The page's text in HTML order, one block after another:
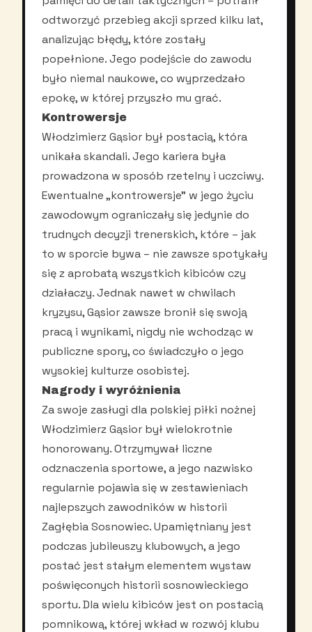
odtworzyć przebieg akcji sprzed kilku lat,
analizując błędy, które zostały
popełnione. Jego podejście do zawodu
było niemal naukowe, co wyprzedzało
epokę, w której przyszło mu grać.
Kontrowersje
Włodzimierz Gąsior był postacią, która
unikała skandali. Jego kariera była
prowadzona w sposób rzetelny i uczciwy.
Ewentualne „kontrowersje” w jego życiu
zawodowym ograniczały się jedynie do
trudnych decyzji trenerskich, które – jak
to w sporcie bywa – nie zawsze spotykały
się z aprobatą wszystkich kibiców czy
działaczy. Jednak nawet w chwilach
kryzysu, Gąsior zawsze bronił się swoją
pracą i wynikami, nigdy nie wchodząc w
publiczne spory, co świadczyło o jego
wysokiej kulturze osobistej.
Nagrody i wyróżnienia
Za swoje zasługi dla polskiej piłki nożnej
Włodzimierz Gąsior był wielokrotnie
honorowany. Otrzymywał liczne
odznaczenia sportowe, a jego nazwisko
regularnie pojawia się w zestawieniach
najlepszych zawodników w historii
Zagłębia Sosnowiec. Upamiętniany jest
podczas jubileuszy klubowych, a jego
postać jest stałym elementem wystaw
poświęconych historii sosnowieckiego
sportu. Dla wielu kibiców jest on postacią
pomnikową, której wkład w rozwój klubu